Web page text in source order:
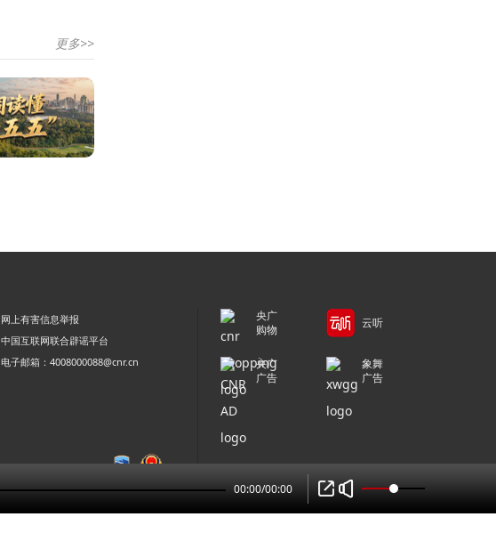
更多>>
网上有害信息举报
中国互联网联合辟谣平台
电子邮箱：4008000088@cnr.cn
央广
购物
云听
央广
广告
象舞
广告
00:00/00:00